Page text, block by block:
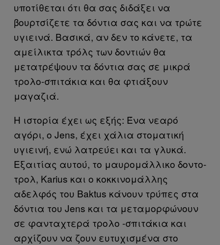
υποτίθεται ότι θα σας διδάξει να
βουρτσίζετε τα δόντια σας και να τρώτε
υγιεινά. Βασικά, αν δεν το κάνετε, τα
αμείλικτα τρόλς των δοντιών θα
μετατρέψουν τα δόντια σας σε μικρά
τρολο-σπιτάκια και θα φτιάξουν
μαγαζιά.
Η ιστορία έχει ως εξής: Ένα νεαρό
αγόρι, ο Jens, έχει χάλια στοματική
υγιεινή, ενώ λατρεύει και τα γλυκά.
Εξαιτίας αυτού, το μαυρομάλλικο δοντο-
τρολ, Karius και ο κοκκινομάλλης
αδελφός του Baktus κάνουν τρύπες στα
δόντια του Jens και τα μεταμορφώνουν
σε φανταχτερά τρολο -σπιτάκια και
αρχίζουν να ζουν ευτυχισμένα στο